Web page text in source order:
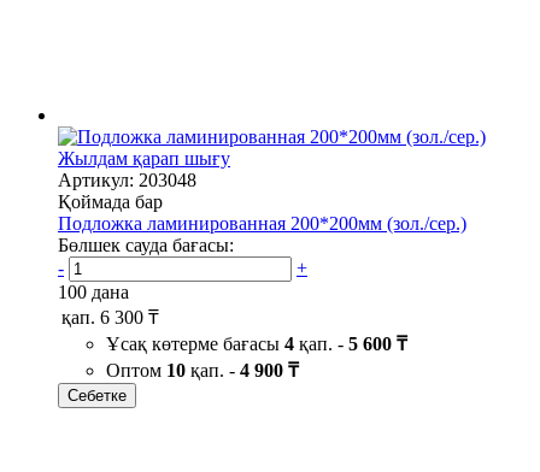
Жылдам қарап шығу
Артикул: 203048
Қоймада бар
Подложка ламинированная 200*200мм (зол./сер.)
Бөлшек сауда бағасы:
-
+
100 дана
қап. 6 300 ₸
Ұсақ көтерме бағасы 4 қап. - 5 600 ₸
Оптом 10 қап. - 4 900 ₸
Себетке